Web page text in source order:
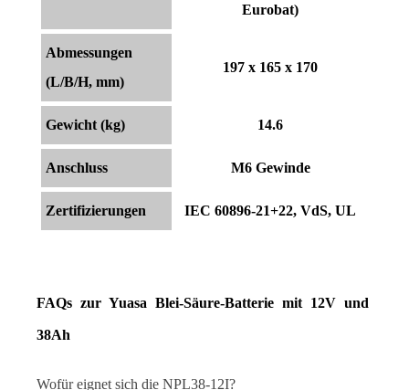
Eurobat)
Abmessungen
(L/B/H, mm)
197 x 165 x 170
Gewicht (kg) 14.6
Anschluss M6 Gewinde
Zertifizierungen IEC 60896-21+22, VdS, UL
FAQs zur Yuasa Blei-Säure-Batterie mit 12V und
38Ah
Wofür eignet sich die NPL38-12I?